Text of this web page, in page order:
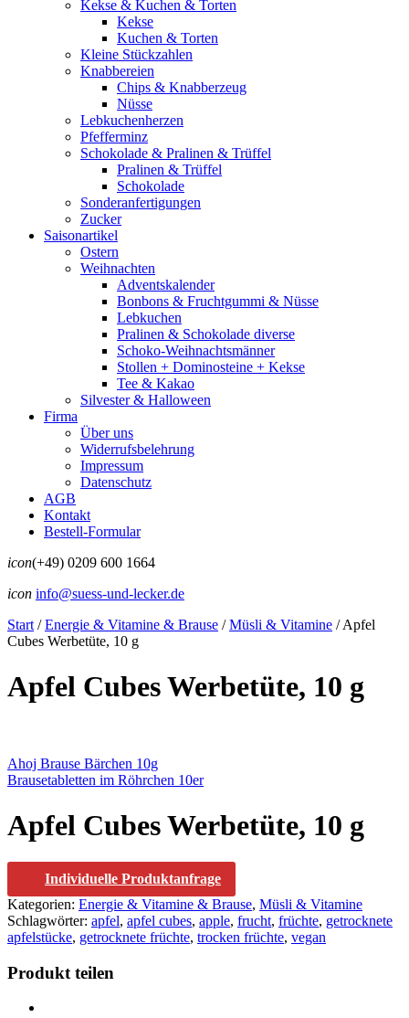
Kekse & Kuchen & Torten
Kekse
Kuchen & Torten
Kleine Stückzahlen
Knabbereien
Chips & Knabberzeug
Nüsse
Lebkuchenherzen
Pfefferminz
Schokolade & Pralinen & Trüffel
Pralinen & Trüffel
Schokolade
Sonderanfertigungen
Zucker
Saisonartikel
Ostern
Weihnachten
Adventskalender
Bonbons & Fruchtgummi & Nüsse
Lebkuchen
Pralinen & Schokolade diverse
Schoko-Weihnachtsmänner
Stollen + Dominosteine + Kekse
Tee & Kakao
Silvester & Halloween
Firma
Über uns
Widerrufsbelehrung
Impressum
Datenschutz
AGB
Kontakt
Bestell-Formular
icon(+49) 0209 600 1664
icon info@suess-und-lecker.de
Start / Energie & Vitamine & Brause / Müsli & Vitamine /Apfel
Cubes Werbetüte, 10 g
Apfel Cubes Werbetüte, 10 g
Ahoj Brause Bärchen 10g
Brausetabletten im Röhrchen 10er
Apfel Cubes Werbetüte, 10 g
Individuelle Produktanfrage
Kategorien: Energie & Vitamine & Brause, Müsli & Vitamine
Schlagwörter: apfel, apfel cubes, apple, frucht, früchte, getrocknete
apfelstücke, getrocknete früchte, trocken früchte, vegan
Produkt teilen